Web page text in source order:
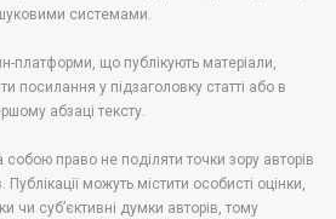
системами.
платформи, що публікують матеріали,
посилання у підзаголовку статті або в
абзаці тексту.
право не поділяти точки зору авторів
можуть містити особисті оцінки,
чи суб’єктивні думки авторів, тому